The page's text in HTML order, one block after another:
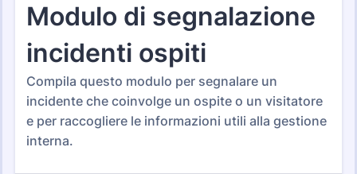
Moduli di Segnalazione
Incidenti
124 Template